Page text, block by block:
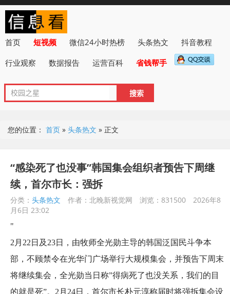
首页 短视频 微信24小时热榜 头条热文
抖音教程
行业观察
数据报告 运营百科 省钱帮手
您的位置： 首页 » 头条热文 » 正文
“感染死了也没事”韩国集会组织者预告下周继
续，首尔市长：强拆
分类： 头条热文 作者：北晚新视觉网 浏览：831500
2026年8
月6日 23:02
"
2月22日及23日，由牧师全光勋主导的韩国泛国民斗争本
部，不顾禁令在光华门广场举行大规模集会，并预告下周末
将继续集会，全光勋当日称”得病死了也没关系，我们的目
的就是死”。2月24日，首尔市长朴元淳称届时将强拆集会设